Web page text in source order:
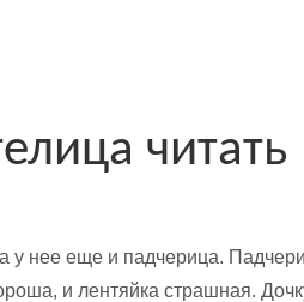
читать
у нее еще и падчерица.
и лентяйка страшная.